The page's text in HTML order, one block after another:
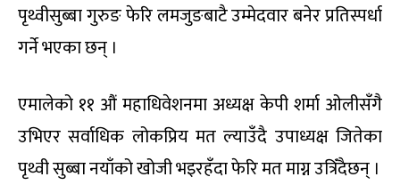
पृथ्वीसुब्बा गुरुङ फेरि लमजुङबाटै उम्मेदवार बनेर प्रतिस्पर्धा
गर्ने भएका छन् ।
एमालेको ११ औं महाधिवेशनमा अध्यक्ष केपी शर्मा ओलीसँगै
उभिएर सर्वाधिक लोकप्रिय मत ल्याउँदै उपाध्यक्ष जितेका
पृथ्वी सुब्बा नयाँको खोजी भइरहँदा फेरि मत माग्न उत्रिँदैछन् ।